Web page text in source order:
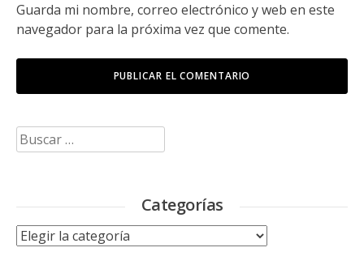
Guarda mi nombre, correo electrónico y web en este
navegador para la próxima vez que comente.
Buscar:
Categorías
Categorías